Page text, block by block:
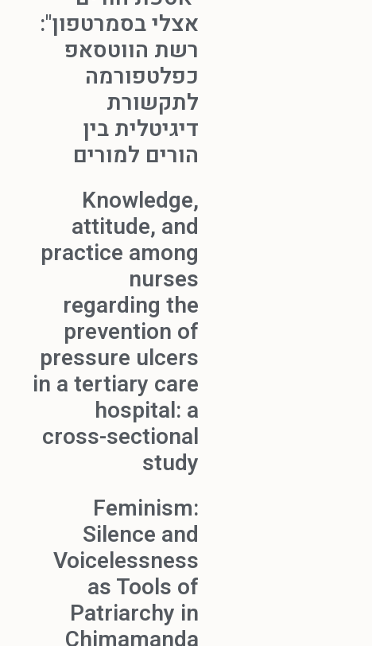
אצלי בסמרטפון":
רשת הווטסאפ
כפלטפורמה
לתקשורת
דיגיטלית בין
הורים למורים
Knowledge,
attitude, and
practice among
nurses
regarding the
prevention of
pressure ulcers
in a tertiary care
hospital: a
cross-sectional
study
Feminism:
Silence and
Voicelessness
as Tools of
Patriarchy in